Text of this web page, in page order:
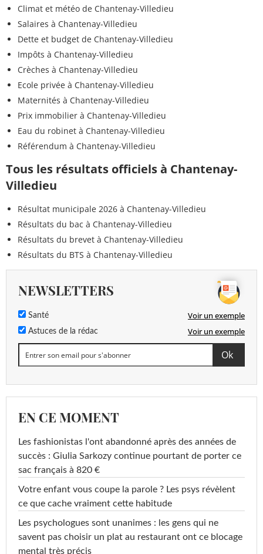
Climat et météo de Chantenay-Villedieu
Salaires à Chantenay-Villedieu
Dette et budget de Chantenay-Villedieu
Impôts à Chantenay-Villedieu
Crèches à Chantenay-Villedieu
Ecole privée à Chantenay-Villedieu
Maternités à Chantenay-Villedieu
Prix immobilier à Chantenay-Villedieu
Eau du robinet à Chantenay-Villedieu
Référendum à Chantenay-Villedieu
Tous les résultats officiels à Chantenay-
Villedieu
Résultat municipale 2026 à Chantenay-Villedieu
Résultats du bac à Chantenay-Villedieu
Résultats du brevet à Chantenay-Villedieu
Résultats du BTS à Chantenay-Villedieu
NEWSLETTERS
Santé Voir un exemple
Astuces de la rédac Voir un exemple
EN CE MOMENT
Les fashionistas l'ont abandonné après des années de
succès : Giulia Sarkozy continue pourtant de porter ce
sac français à 820 €
Votre enfant vous coupe la parole ? Les psys révèlent
ce que cache vraiment cette habitude
Les psychologues sont unanimes : les gens qui ne
savent pas choisir un plat au restaurant ont ce blocage
mental très précis